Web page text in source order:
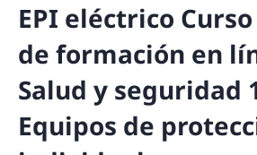
EPI eléctrico
de formación en
Salud y seguridad
Equipos de